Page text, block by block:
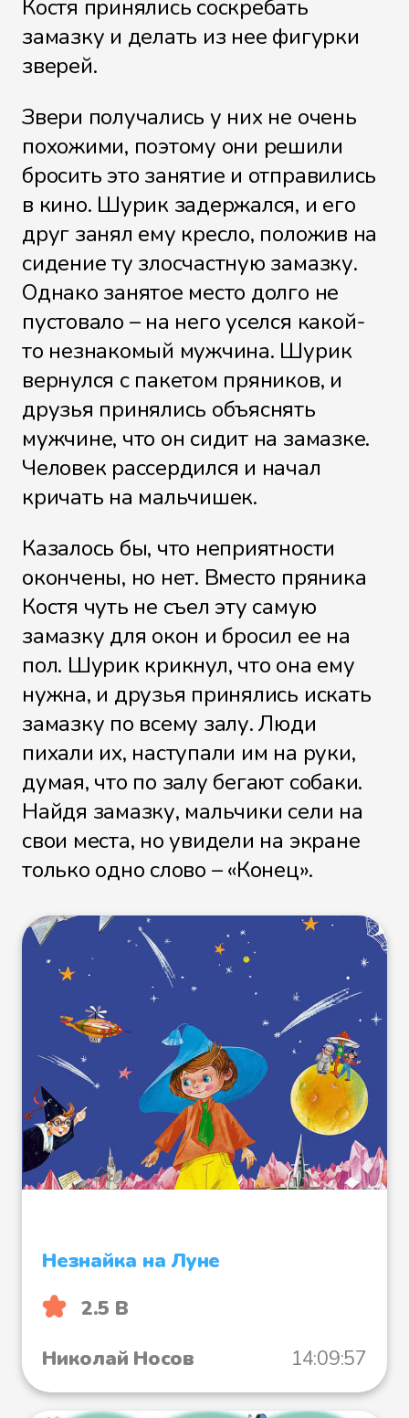
Костя принялись соскребать
замазку и делать из нее фигурки
зверей.
Звери получались у них не очень
похожими, поэтому они решили
бросить это занятие и отправились
в кино. Шурик задержался, и его
друг занял ему кресло, положив на
сидение ту злосчастную замазку.
Однако занятое место долго не
пустовало – на него уселся какой-
то незнакомый мужчина. Шурик
вернулся с пакетом пряников, и
друзья принялись объяснять
мужчине, что он сидит на замазке.
Человек рассердился и начал
кричать на мальчишек.
Казалось бы, что неприятности
окончены, но нет. Вместо пряника
Костя чуть не съел эту самую
замазку для окон и бросил ее на
пол. Шурик крикнул, что она ему
нужна, и друзья принялись искать
замазку по всему залу. Люди
пихали их, наступали им на руки,
думая, что по залу бегают собаки.
Найдя замазку, мальчики сели на
свои места, но увидели на экране
только одно слово – «Конец».
Незнайка на Луне
2.5 B
Николай Носов
14:09:57